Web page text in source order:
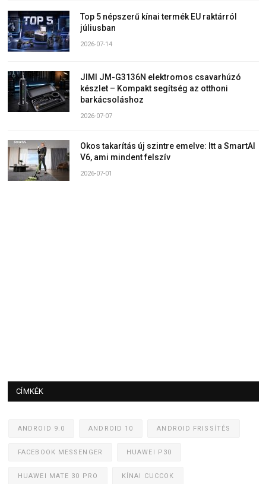
Top 5 népszerű kínai termék EU raktárról
júliusban
2026-07-14
JIMI JM-G3136N elektromos csavarhúzó
készlet – Kompakt segítség az otthoni
barkácsoláshoz
2026-07-07
Okos takarítás új szintre emelve: Itt a SmartAI
V6, ami mindent felszív
2026-07-01
CÍMKÉK
ANDROID 9.0 ANDROID 10 ANDROID FRISSÍTÉS
FACEBOOK MESSENGER HUAWEI P30
HUAWEI MATE 30 PRO KÍNAI CUCCOK